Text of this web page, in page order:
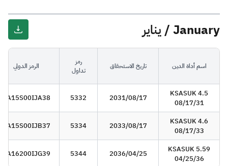
January / يناير
اسم أداة الدين تاريخ الاستحقاق
رمز
تداول
الرمز الدولي
KSASUK 4.5
08/17/31
2031/08/17
5332
SA15S00IJA38
KSASUK 4.6
08/17/33
2033/08/17
5334
SA15S00IJB37
KSASUK 5.59
04/25/36
2036/04/25
5344
SA16200IJG39